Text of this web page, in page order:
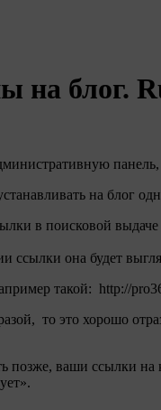
на блог.
на блог
в поисковой
ссылки она будет
такой: http://
то это хорошо
позже, ваши ссылки